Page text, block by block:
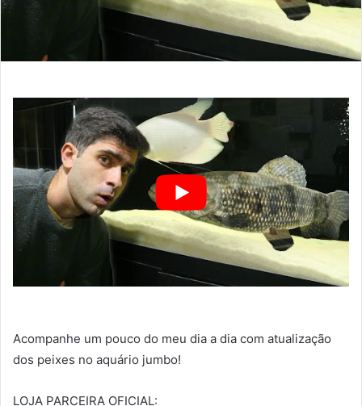
Acompanhe um pouco do meu dia a dia com atualização
dos peixes no aquário jumbo!
LOJA PARCEIRA OFICIAL: